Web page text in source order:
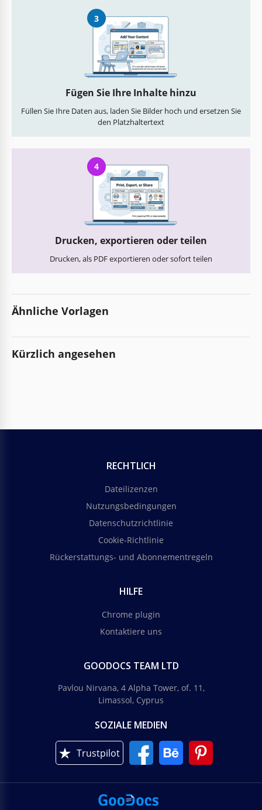
3
Fügen Sie Ihre Inhalte hinzu
Füllen Sie Ihre Daten aus, laden Sie Bilder hoch und ersetzen Sie
den Platzhaltertext
4
Drucken, exportieren oder teilen
Drucken, als PDF exportieren oder sofort teilen
Ähnliche Vorlagen
Kürzlich angesehen
RECHTLICH
Dateilizenzen
Nutzungsbedingungen
Datenschutzrichtlinie
Cookie-Richtlinie
Rückerstattungs- und Abonnementregeln
HILFE
Chrome plugin
Kontaktiere uns
GOODOCS TEAM LTD
Pavlou Nirvana, 4 Alpha Tower, of. 11,
Limassol, Cyprus
SOZIALE MEDIEN
Trustpilot